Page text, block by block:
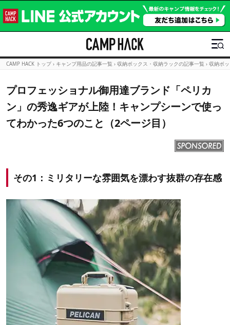
CAMP HACK トップ › キャンプ用品の記事一覧 › 収納ボックス・収納ラックの記事一覧 › 収納ボ
プロフェッショナル御用達ブランド「ペリカ
ン」の秀逸ギアが上陸！キャンプシーンで使っ
てわかった6つのこと（2ページ目）
その1：ミリタリーな雰囲気を漂わす抜群の存在感